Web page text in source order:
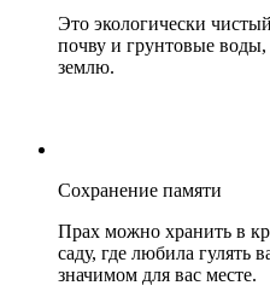
Это экологически
почву и грунтовые воды,
землю.
Сохранение памяти
Прах можно хранить в
саду, где любила гулять
значимом для вас месте.